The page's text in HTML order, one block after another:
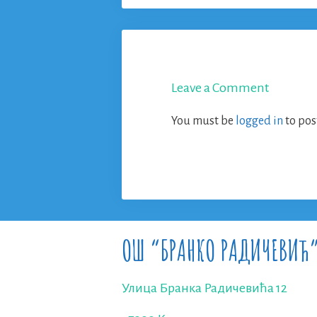
Leave a Comment
You must be logged in to
ОШ “БРАНКО РАДИЧЕВИЋ”
Улица Бранка Радичевића 12